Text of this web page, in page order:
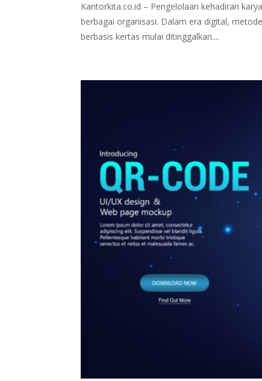
Kantorkita.co.id – Pengelolaan kehadiran
berbagai organisasi. Dalam era digital,
berbasis kertas mulai ditinggalkan....